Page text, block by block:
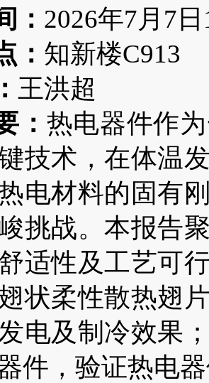
： 2026年7月 7 日
： 知新楼C913
王洪超
： 热电器件作
技术，在体温
电材料的固有
挑战。本报告
适性及工艺可
状柔性散热翅
电及制冷效果
件，验证热电